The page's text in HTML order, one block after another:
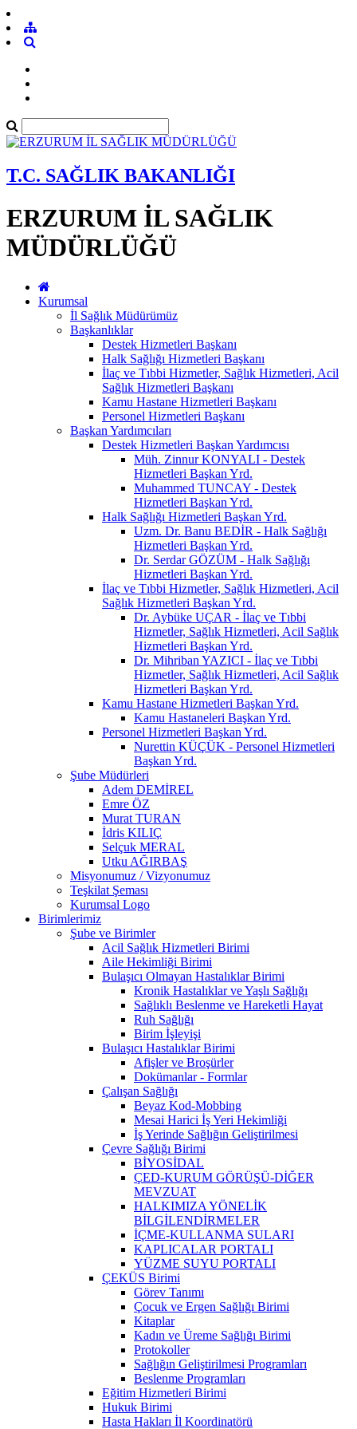
T.C. SAĞLIK BAKANLIĞI
ERZURUM İL SAĞLIK
MÜDÜRLÜĞÜ
Kurumsal
İl Sağlık Müdürümüz
Başkanlıklar
Destek Hizmetleri Başkanı
Halk Sağlığı Hizmetleri Başkanı
İlaç ve Tıbbi Hizmetler, Sağlık Hizmetleri, Acil
Sağlık Hizmetleri Başkanı
Kamu Hastane Hizmetleri Başkanı
Personel Hizmetleri Başkanı
Başkan Yardımcıları
Destek Hizmetleri Başkan Yardımcısı
Müh. Zinnur KONYALI - Destek
Hizmetleri Başkan Yrd.
Muhammed TUNCAY - Destek
Hizmetleri Başkan Yrd.
Halk Sağlığı Hizmetleri Başkan Yrd.
Uzm. Dr. Banu BEDİR - Halk Sağlığı
Hizmetleri Başkan Yrd.
Dr. Serdar GÖZÜM - Halk Sağlığı
Hizmetleri Başkan Yrd.
İlaç ve Tıbbi Hizmetler, Sağlık Hizmetleri, Acil
Sağlık Hizmetleri Başkan Yrd.
Dr. Aybüke UÇAR - İlaç ve Tıbbi
Hizmetler, Sağlık Hizmetleri, Acil Sağlık
Hizmetleri Başkan Yrd.
Dr. Mihriban YAZICI - İlaç ve Tıbbi
Hizmetler, Sağlık Hizmetleri, Acil Sağlık
Hizmetleri Başkan Yrd.
Kamu Hastane Hizmetleri Başkan Yrd.
Kamu Hastaneleri Başkan Yrd.
Personel Hizmetleri Başkan Yrd.
Nurettin KÜÇÜK - Personel Hizmetleri
Başkan Yrd.
Şube Müdürleri
Adem DEMİREL
Emre ÖZ
Murat TURAN
İdris KILIÇ
Selçuk MERAL
Utku AĞIRBAŞ
Misyonumuz / Vizyonumuz
Teşkilat Şeması
Kurumsal Logo
Birimlerimiz
Şube ve Birimler
Acil Sağlık Hizmetleri Birimi
Aile Hekimliği Birimi
Bulaşıcı Olmayan Hastalıklar Birimi
Kronik Hastalıklar ve Yaşlı Sağlığı
Sağlıklı Beslenme ve Hareketli Hayat
Ruh Sağlığı
Birim İşleyişi
Bulaşıcı Hastalıklar Birimi
Afişler ve Broşürler
Dokümanlar - Formlar
Çalışan Sağlığı
Beyaz Kod-Mobbing
Mesai Harici İş Yeri Hekimliği
İş Yerinde Sağlığın Geliştirilmesi
Çevre Sağlığı Birimi
BİYOSİDAL
ÇED-KURUM GÖRÜŞÜ-DİĞER
MEVZUAT
HALKIMIZA YÖNELİK
BİLGİLENDİRMELER
İÇME-KULLANMA SULARI
KAPLICALAR PORTALI
YÜZME SUYU PORTALI
ÇEKÜS Birimi
Görev Tanımı
Çocuk ve Ergen Sağlığı Birimi
Kitaplar
Kadın ve Üreme Sağlığı Birimi
Protokoller
Sağlığın Geliştirilmesi Programları
Beslenme Programları
Eğitim Hizmetleri Birimi
Hukuk Birimi
Hasta Hakları İl Koordinatörü